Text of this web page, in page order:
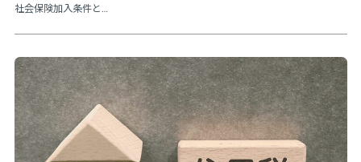
社会保険加入条件と
説